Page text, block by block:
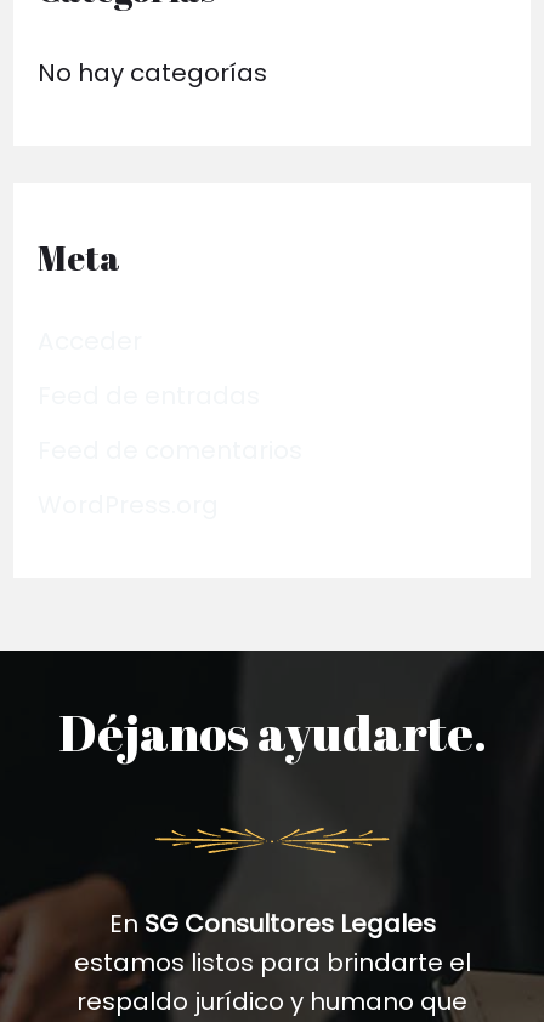
No hay categorías
Meta
Déjanos ayudarte.
En SG Consultores Legales
estamos listos para brindarte el
respaldo jurídico y humano que